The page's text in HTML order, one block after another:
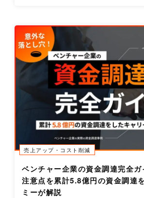
ベンチャー企業の資金調達完全
注意点を累計5.8億円の資金調達
ミーが解説
売上アップ・コスト削減